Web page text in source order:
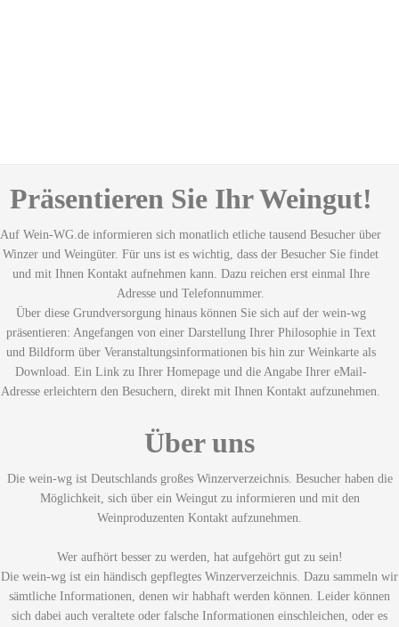
Präsentieren Sie Ihr Weingut!
Auf Wein-WG.de informieren sich monatlich etliche tausend Besucher über
Winzer und Weingüter. Für uns ist es wichtig, dass der Besucher Sie findet
und mit Ihnen Kontakt aufnehmen kann. Dazu reichen erst einmal Ihre
Adresse und Telefonnummer.
Über diese Grundversorgung hinaus können Sie sich auf der wein-wg
präsentieren: Angefangen von einer Darstellung Ihrer Philosophie in Text
und Bildform über Veranstaltungsinformationen bis hin zur Weinkarte als
Download. Ein Link zu Ihrer Homepage und die Angabe Ihrer eMail-
Adresse erleichtern den Besuchern, direkt mit Ihnen Kontakt aufzunehmen.
Über uns
Die wein-wg ist Deutschlands großes Winzerverzeichnis. Besucher haben die
Möglichkeit, sich über ein Weingut zu informieren und mit den
Weinproduzenten Kontakt aufzunehmen.
Wer aufhört besser zu werden, hat aufgehört gut zu sein!
Die wein-wg ist ein händisch gepflegtes Winzerverzeichnis. Dazu sammeln wir
sämtliche Informationen, denen wir habhaft werden können. Leider können
sich dabei auch veraltete oder falsche Informationen einschleichen, oder es